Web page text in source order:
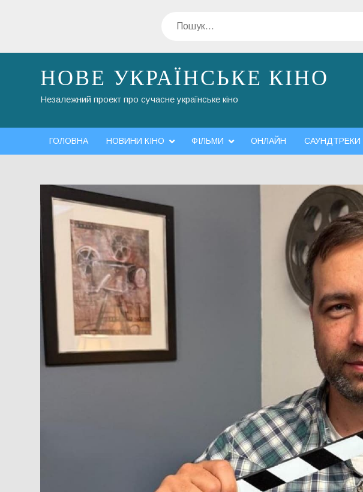
Пошук
НОВЕ УКРАЇНСЬКЕ КІНО
Незалежний проект про сучасне українське кіно
ГОЛОВНА НОВИНИ КІНО ФІЛЬМИ ОНЛАЙН САУНДТРЕКИ